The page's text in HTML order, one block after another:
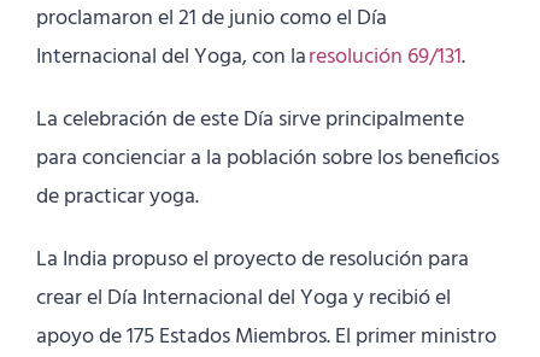
proclamaron el 21 de junio como el Día
Internacional del Yoga, con laresolución 69/131.
La celebración de este Día sirve principalmente
para concienciar a la población sobre los beneficios
de practicar yoga.
La India propuso el proyecto de resolución para
crear el Día Internacional del Yoga y recibió el
apoyo de 175 Estados Miembros. El primer ministro